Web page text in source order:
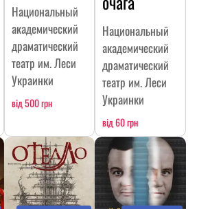
Национальный
академический
драматический
театр им. Леси
Украинки
від 500 грн
Национальный
академический
драматический
театр им. Леси
Украинки
від 60 грн